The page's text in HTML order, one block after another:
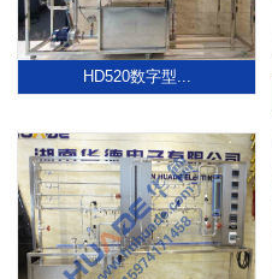
HD520数字型...